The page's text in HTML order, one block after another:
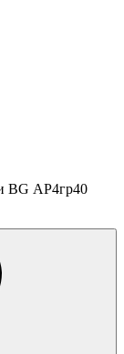
BG АР4гр40